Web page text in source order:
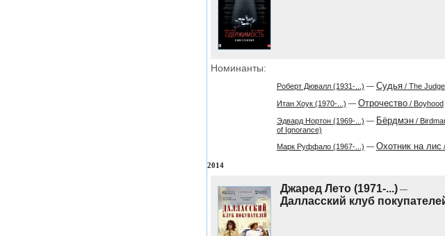
Номинанты:
Роберт Дювалл (1931-...) — Судья / The Judge
Итан Хоук (1970-...) — Отрочество / Boyhood
Эдвард Нортон (1969-...) — Бёрдмэн /
of Ignorance)
Марк Руффало (1967-...) — Охотник на лис
2014
Джаред Лето (1971-...) —
Далласский клуб